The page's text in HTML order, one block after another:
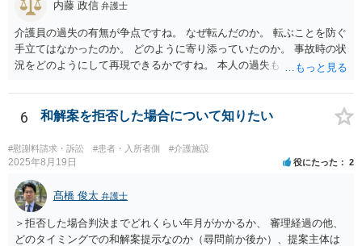
内藤 政信 弁護士
介護員の過失の有無が争点ですね。 なぜ転んだのか。 転ぶことを防ぐ
手立てはなかったのか。 どのように寄り添っていたのか。 事故時の状
況をどのようにして再現できるかですね。 本人の過失も多分に影響す
6 和解案を拒否した場合について知りたい
#慰謝料請求・訴訟 #患者・入所者側 #介護施設
2025年8月19日 役にたった 2
髙橋 俊太 弁護士
＞拒否した場合判決までどれくらい年月がかかるか、 審理経過の他、
どのタイミングでの和解案提示なのか（尋問前か後か）、提案主体は